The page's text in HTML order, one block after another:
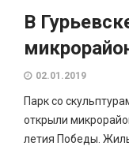
В
02.01.2019
Парк со
открыли
летия Победы.